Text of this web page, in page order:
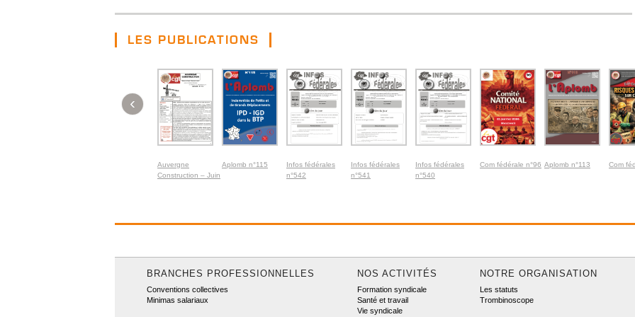
LES PUBLICATIONS
Auvergne
Construction – Juin
Aplomb n°115
Infos fédérales
n°542
Infos fédérales
n°541
Infos fédérales
n°540
Com fédérale n°96 Aplomb n°113 Com
‹
BRANCHES PROFESSIONNELLES
Conventions collectives
Minimas salariaux
NOS ACTIVITÉS
Formation syndicale
Santé et travail
Vie syndicale
NOTRE ORGANISATION
Les statuts
Trombinoscope